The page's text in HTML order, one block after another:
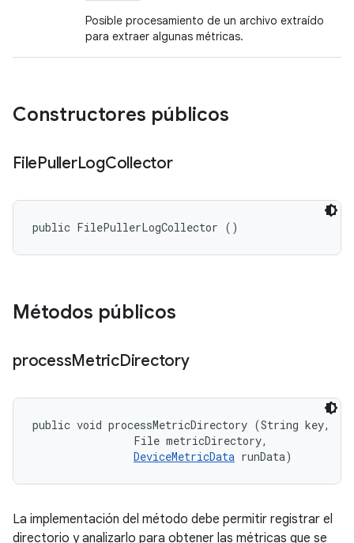
Posible procesamiento de un archivo extraído
para extraer algunas métricas.
Constructores públicos
FilePullerLogCollector
public FilePullerLogCollector ()
Métodos públicos
processMetricDirectory
public void processMetricDirectory (String key,
                File metricDirectory,
DeviceMetricData runData)
La implementación del método debe permitir registrar el
directorio y analizarlo para obtener las métricas que se